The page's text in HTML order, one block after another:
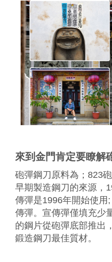
來到金門肯定要瞭解
砲彈鋼刀原料為；823
早期製造鋼刀的來源，
傳彈是1996年開始使用
傳彈。宣傳彈僅填充少
的鋼片從砲彈底部推出
鍛造鋼刀最佳質材。